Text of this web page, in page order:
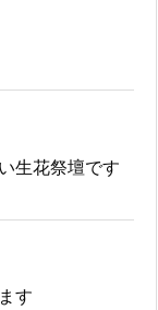
生花祭壇です
す